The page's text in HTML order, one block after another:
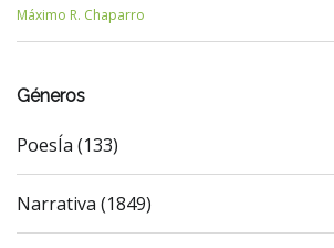
Máximo R. Chaparro
Géneros
PoesÍa (133)
Narrativa (1849)